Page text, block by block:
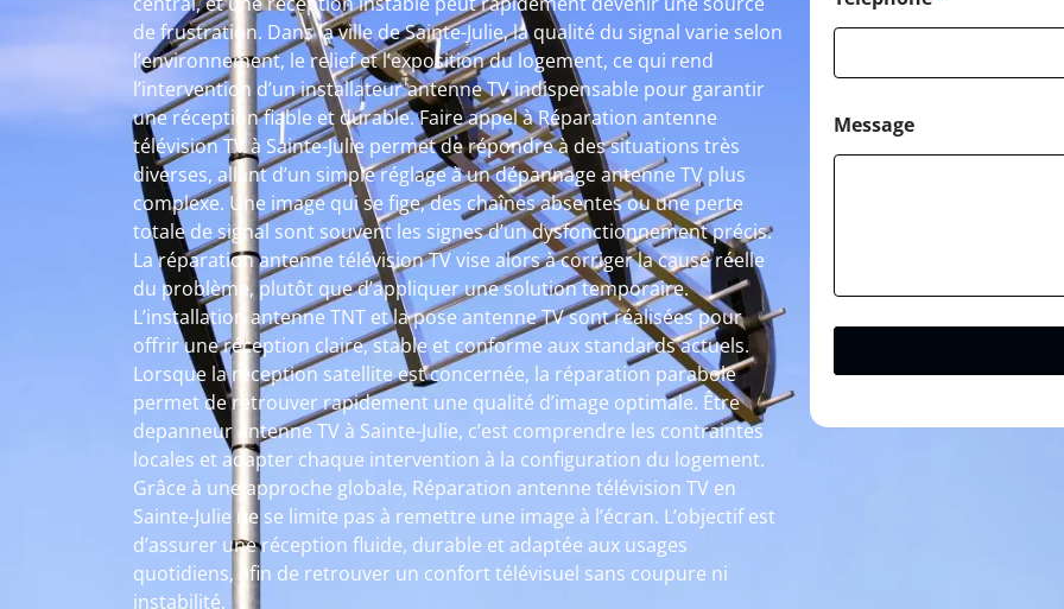
de frustration. Dans la ville de Sainte-Julie, la qualité du signal varie selon
l’environnement, le relief et l’exposition du logement, ce qui rend
l’intervention d’un installateur antenne TV indispensable pour garantir
une réception fiable et durable. Faire appel à Réparation antenne
télévision TV à Sainte-Julie permet de répondre à des situations très
diverses, allant d’un simple réglage à un dépannage antenne TV plus
complexe. Une image qui se fige, des chaînes absentes ou une perte
totale de signal sont souvent les signes d’un dysfonctionnement précis.
La réparation antenne télévision TV vise alors à corriger la cause réelle
du problème, plutôt que d’appliquer une solution temporaire.
L’installation antenne TNT et la pose antenne TV sont réalisées pour
offrir une réception claire, stable et conforme aux standards actuels.
Lorsque la réception satellite est concernée, la réparation parabole
permet de retrouver rapidement une qualité d’image optimale. Être
depanneur antenne TV à Sainte-Julie, c’est comprendre les contraintes
locales et adapter chaque intervention à la configuration du logement.
Grâce à une approche globale, Réparation antenne télévision TV en
Sainte-Julie ne se limite pas à remettre une image à l’écran. L’objectif est
d’assurer une réception fluide, durable et adaptée aux usages
quotidiens, afin de retrouver un confort télévisuel sans coupure ni
instabilité.
Message